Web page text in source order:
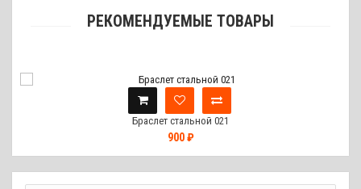
РЕКОМЕНДУЕМЫЕ ТОВАРЫ
Браслет стальной 021
900 ₽